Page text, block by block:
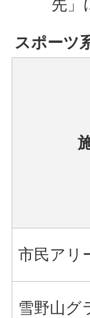
先」
スポーツ
市民アリ
雪野山グ